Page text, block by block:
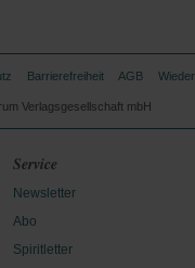
Barrierefreiheit AGB
Verlagsgesellschaft mbH
Service
Newsletter
Abo
Spiritletter